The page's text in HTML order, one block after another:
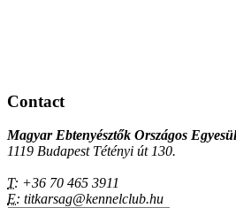
Contact
Magyar Ebtenyésztők Országos
1119 Budapest Tétényi út 130.
T: +36 70 465 3911
E: titkarsag@kennelclub.hu